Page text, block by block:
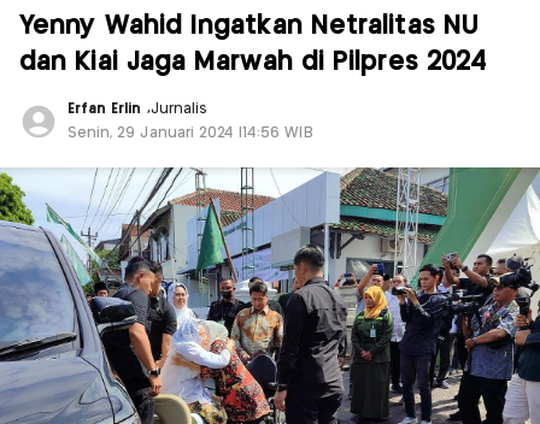
Yenny Wahid Ingatkan Netralitas NU
dan Kiai Jaga Marwah di Pilpres 2024
Erfan Erlin ,Jurnalis
Senin, 29 Januari 2024 |14:56 WIB